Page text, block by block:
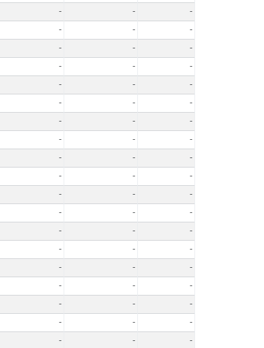
- -
-
- -
-
- -
-
- -
-
- -
-
- -
-
- -
-
- -
-
- -
-
- -
-
- -
-
- -
-
- -
-
- -
-
- -
-
- -
-
- -
-
- -
-
- -
-